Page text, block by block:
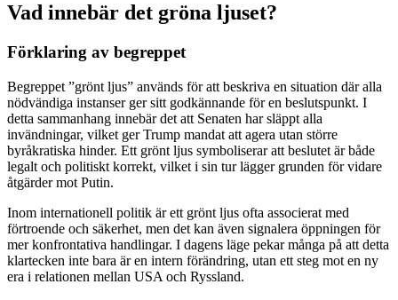
Vad innebär det gröna ljuset?
Förklaring av begreppet
Begreppet ”grönt ljus” används för att beskriva en situation där alla
nödvändiga instanser ger sitt godkännande för en beslutspunkt. I
detta sammanhang innebär det att Senaten har släppt alla
invändningar, vilket ger Trump mandat att agera utan större
byråkratiska hinder. Ett grönt ljus symboliserar att beslutet är både
legalt och politiskt korrekt, vilket i sin tur lägger grunden för vidare
åtgärder mot Putin.
Inom internationell politik är ett grönt ljus ofta associerat med
förtroende och säkerhet, men det kan även signalera öppningen för
mer konfrontativa handlingar. I dagens läge pekar många på att detta
klartecken inte bara är en intern förändring, utan ett steg mot en ny
era i relationen mellan USA och Ryssland.